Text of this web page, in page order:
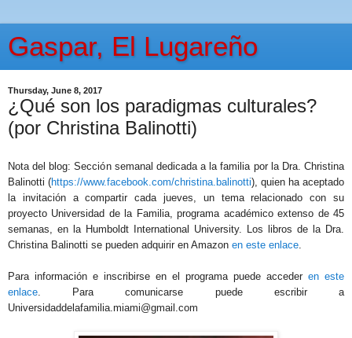
Gaspar, El Lugareño
Thursday, June 8, 2017
¿Qué son los paradigmas culturales?
(por Christina Balinotti)
Nota del blog: Sección semanal dedicada a la familia por la Dra. Christina
Balinotti (https://www.facebook.com/christina.balinotti), quien ha aceptado
la invitación a compartir cada jueves, un tema relacionado con su
proyecto Universidad de la Familia, programa académico extenso de 45
semanas, en la Humboldt International University. Los libros de la Dra.
Christina Balinotti se pueden adquirir en Amazon en este enlace
Para información e inscribirse en el programa puede acceder en este
enlace . Para comunicarse puede escribir a
Universidaddelafamilia.miami@gmail.com